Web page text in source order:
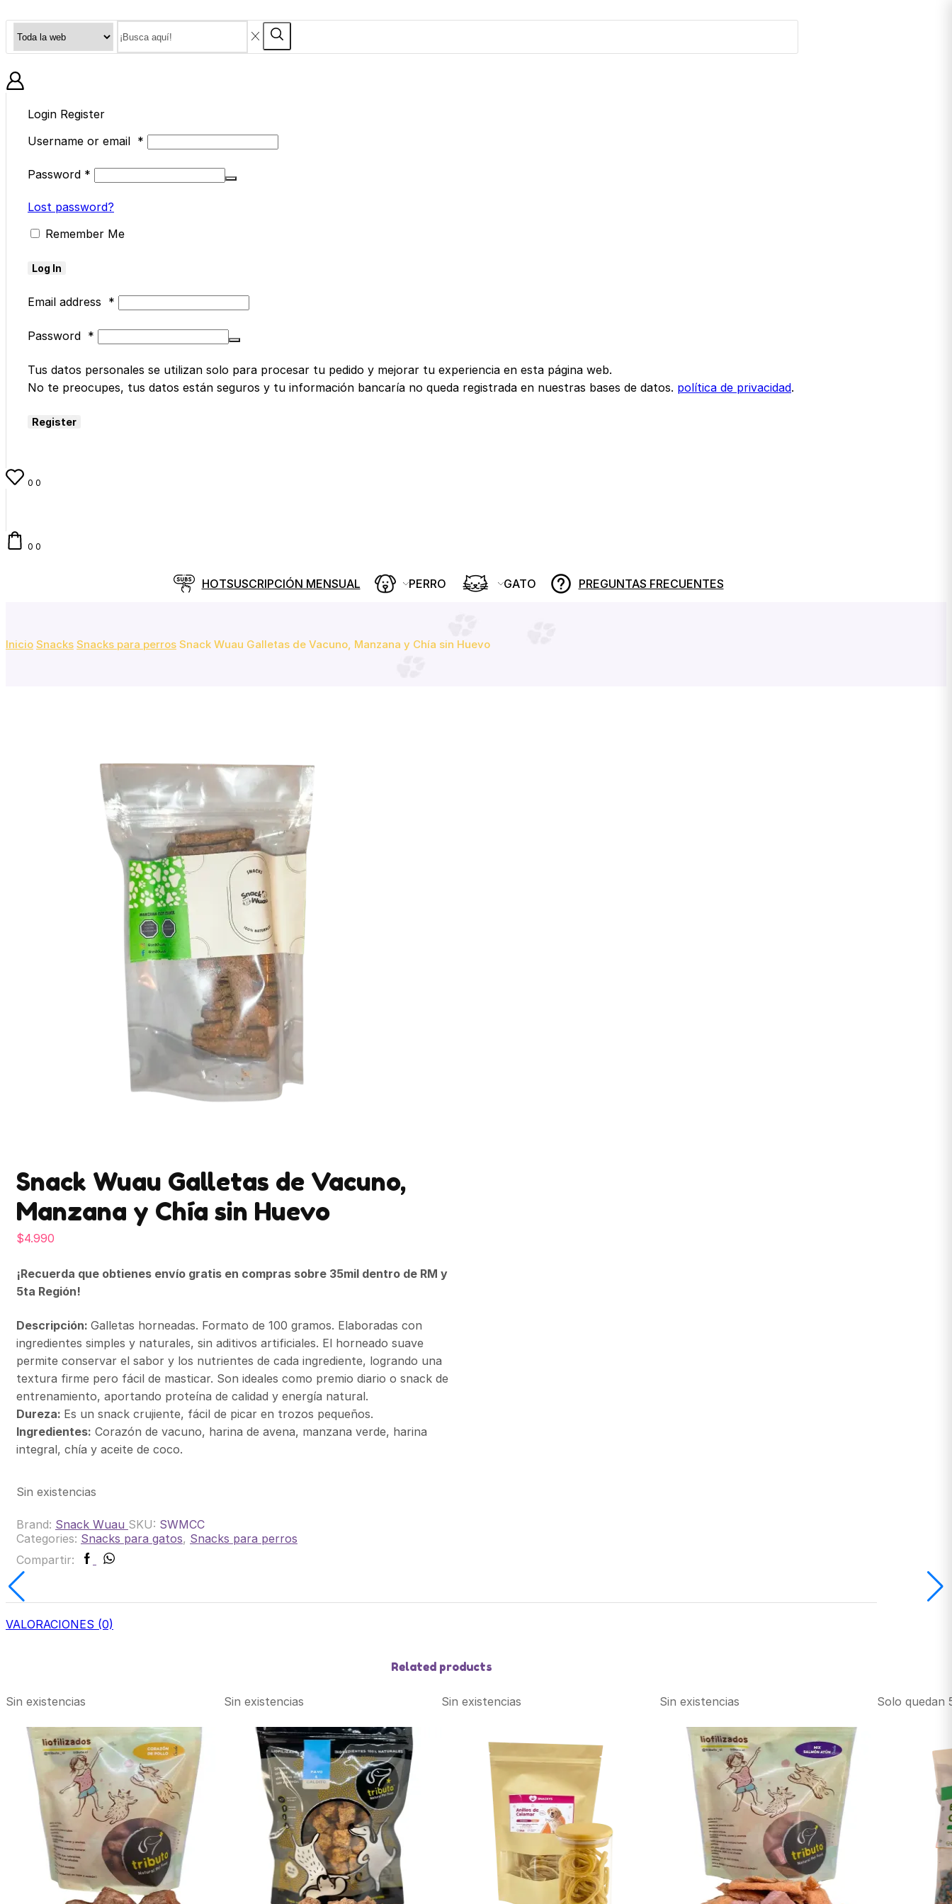
input
Login Register
Username or email *
Password *
Lost password?
Remember Me
Log In
Email address *
Password *
Tus datos personales se utilizan solo para procesar tu pedido y mejorar tu experiencia en esta página web.
No te preocupes, tus datos están seguros y tu información bancaría no queda registrada en nuestras bases de datos. política de privacidad.
Register
0 0
0 0
SUSCRIPCIÓN MENSUAL
HOT PERRO GATO PREGUNTAS FRECUENTES
Inicio Snacks Snacks para perros Snack Wuau Galletas de Vacuno, Manzana y Chía sin Huevo
Snack Wuau Galletas de Vacuno,
Manzana y Chía sin Huevo
$4.990
¡Recuerda que obtienes envío gratis en compras sobre 35mil dentro de RM y
5ta Región!
Descripción: Galletas horneadas. Formato de 100 gramos. Elaboradas con
ingredientes simples y naturales, sin aditivos artificiales. El horneado suave
permite conservar el sabor y los nutrientes de cada ingrediente, logrando una
textura firme pero fácil de masticar. Son ideales como premio diario o snack de
entrenamiento, aportando proteína de calidad y energía natural.
Dureza: Es un snack crujiente, fácil de picar en trozos pequeños.
Ingredientes: Corazón de vacuno, harina de avena, manzana verde, harina
integral, chía y aceite de coco.
Sin existencias
Brand: Snack Wuau SKU: SWMCC
Categories: Snacks para gatos, Snacks para perros
Compartir:
Facebook
Whatsapp
VALORACIONES (0)
Related products
Sin existencias Sin existencias Sin existencias Sin existencias Solo quedan